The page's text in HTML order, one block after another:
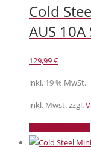
Cold
AUS 10A
129,99€
inkl. 19 % MwSt.
inkl. Mwst. zzgl.